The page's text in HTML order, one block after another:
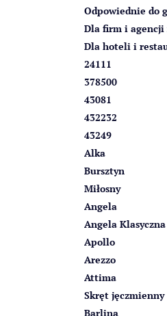
Odpowiednie do
Dla firm i agencji
Dla hoteli i
24111
378500
43081
432232
43249
Alka
Bursztyn
Miłosny
Angela
Angela Klasyczna
Apollo
Arezzo
Attima
Skręt jęczmienny
Barlina